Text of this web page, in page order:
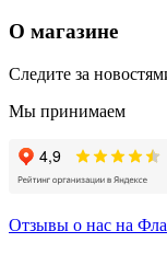
О магазине
Следите за
Мы принимаем
Отзывы о нас на